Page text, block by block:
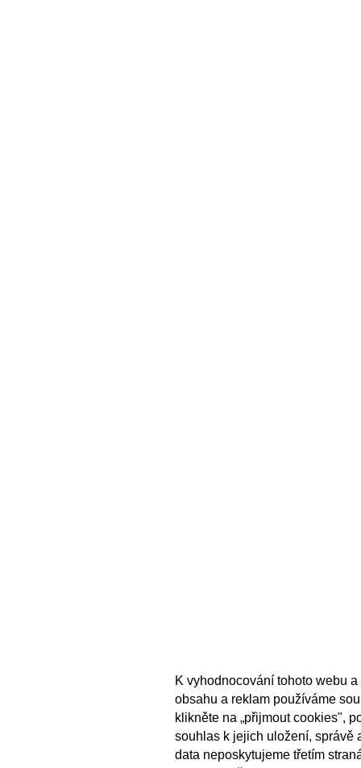
K vyhodnocování tohoto webu
obsahu a reklam používáme
klikněte na „přijmout cookies",
souhlas k jejich uložení, správě
data neposkytujeme třetím